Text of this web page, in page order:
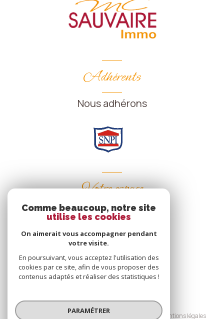
Adhérents
Nous adhérons
Votre espace
Espace propriétaire
SE CONNECTER
© 2026 | Tous droits réservés
Nos honoraires
Nos partenaires Mentions légales
Comme beaucoup, notre site
utilise les cookies
On aimerait vous accompagner pendant
votre visite.
En poursuivant, vous acceptez l'utilisation des
cookies par ce site, afin de vous proposer des
contenus adaptés et réaliser des statistiques !
PARAMÉTRER